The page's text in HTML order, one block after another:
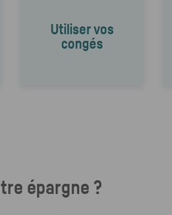
Utiliser vos
congés
épargne ?